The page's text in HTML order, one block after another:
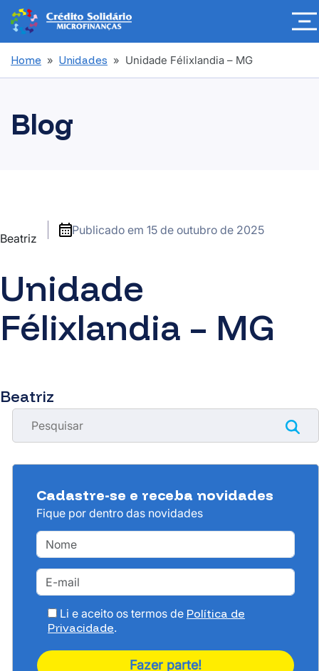
Home » Unidades » Unidade Félixlandia – MG
Blog
Beatriz
Publicado em 15 de outubro de 2025
Unidade
Félixlandia – MG
Beatriz
Cadastre-se e receba novidades
Fique por dentro das novidades
Li e aceito os termos de Política de
Privacidade.